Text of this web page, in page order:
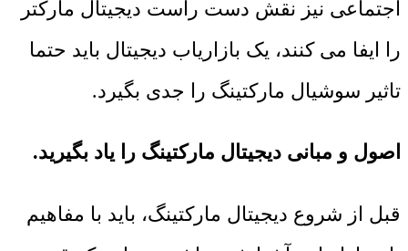
اجتماعی نیز نقش دست راست دیجیتال مارکتر
را ایفا می کنند، یک بازاریاب دیجیتال باید حتما
تاثیر سوشیال مارکتینگ را جدی بگیرد.
اصول و مبانی دیجیتال مارکتینگ را یاد بگیرید.
قبل از شروع دیجیتال مارکتینگ، باید با مفاهیم